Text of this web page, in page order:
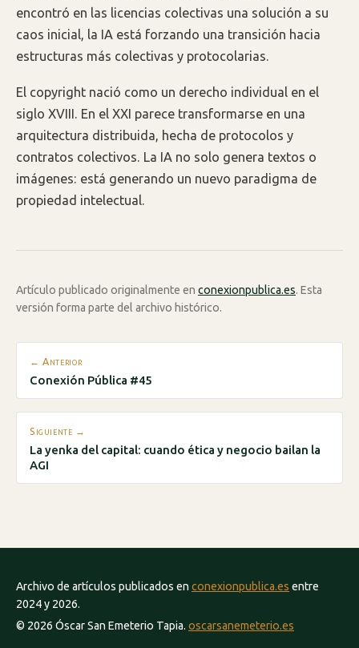
encontró en las licencias colectivas una solución a su
caos inicial, la IA está forzando una transición hacia
estructuras más colectivas y protocolarias.
El copyright nació como un derecho individual en el
siglo XVIII. En el XXI parece transformarse en una
arquitectura distribuida, hecha de protocolos y
contratos colectivos. La IA no solo genera textos o
imágenes: está generando un nuevo paradigma de
propiedad intelectual.
Artículo publicado originalmente en conexionpublica.es. Esta
versión forma parte del archivo histórico.
← Anterior
Conexión Pública #45
Siguiente →
La yenka del capital: cuando ética y negocio bailan la
AGI
Archivo de artículos publicados en conexionpublica.es entre
2024 y 2026.
© 2026 Óscar San Emeterio Tapia. oscarsanemeterio.es